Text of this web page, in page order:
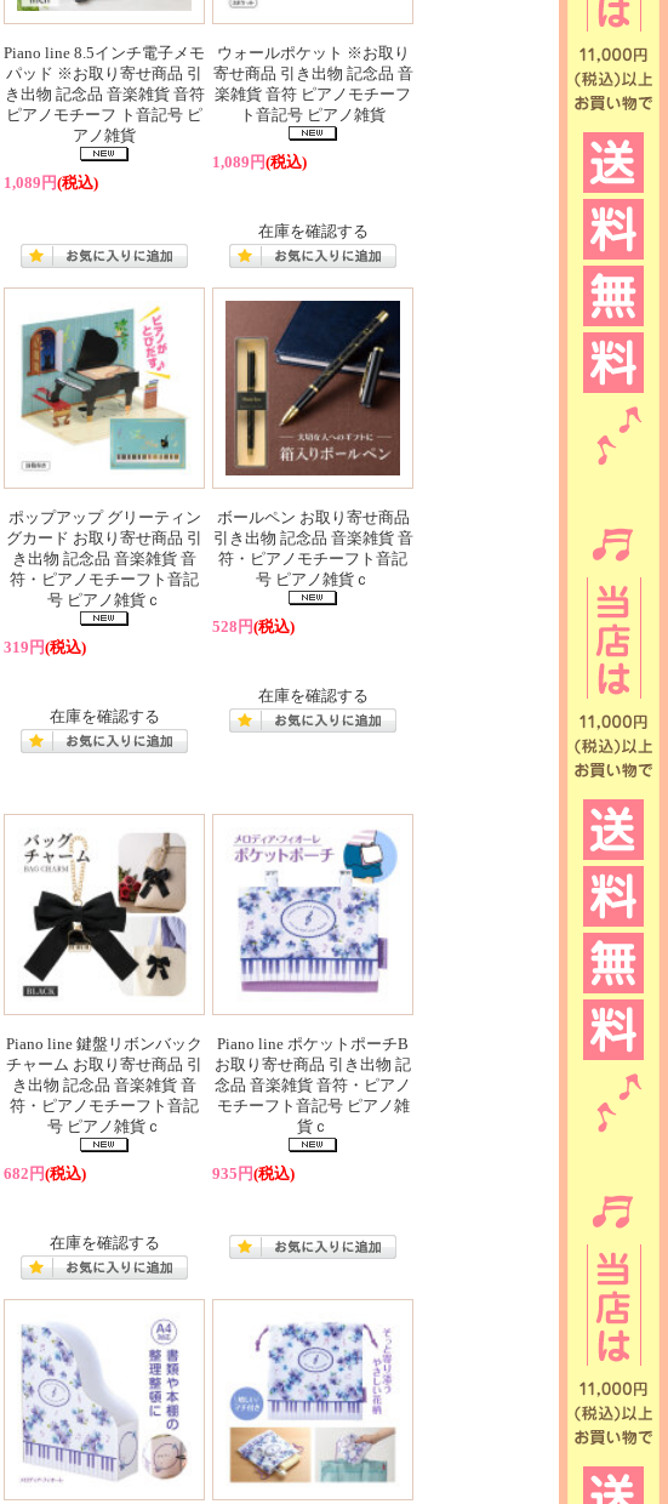
Piano line 8.5インチ電子メモ
パッド ※お取り寄せ商品 引
き出物 記念品 音楽雑貨 音符
ピアノモチーフ ト音記号 ピ
アノ雑貨
1,089円(税込)
ウォールポケット ※お取り
寄せ商品 引き出物 記念品 音
楽雑貨 音符 ピアノモチーフ
ト音記号 ピアノ雑貨
1,089円(税込)
在庫を確認する
ポップアップ グリーティン
グカード お取り寄せ商品 引
き出物 記念品 音楽雑貨 音
符・ピアノモチーフト音記
号 ピアノ雑貨ｃ
319円(税込)
在庫を確認する
ボールペン お取り寄せ商品
引き出物 記念品 音楽雑貨 音
符・ピアノモチーフト音記
号 ピアノ雑貨ｃ
528円(税込)
在庫を確認する
Piano line 鍵盤リボンバック
チャーム お取り寄せ商品 引
き出物 記念品 音楽雑貨 音
符・ピアノモチーフト音記
号 ピアノ雑貨ｃ
682円(税込)
在庫を確認する
Piano line ポケットポーチB
お取り寄せ商品 引き出物 記
念品 音楽雑貨 音符・ピアノ
モチーフト音記号 ピアノ雑
貨ｃ
935円(税込)